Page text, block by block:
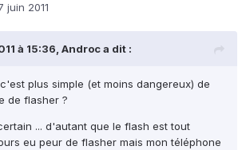
juin 2011
à 15:36, Androc a dit :
plus simple (et moins dangereux) de
de flasher ?
... d'autant que le flash est tout
eu peur de flasher mais mon téléphone